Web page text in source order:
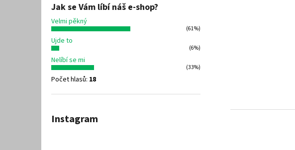
Jak se Vám líbí náš e-shop?
Velmi pěkný
(61%)
Ujde to
(6%)
Nelíbí se mi
(33%)
Počet hlasů: 18
Instagram